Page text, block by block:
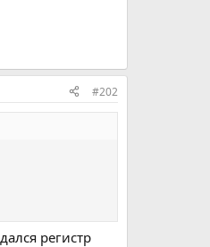
#202
регистр